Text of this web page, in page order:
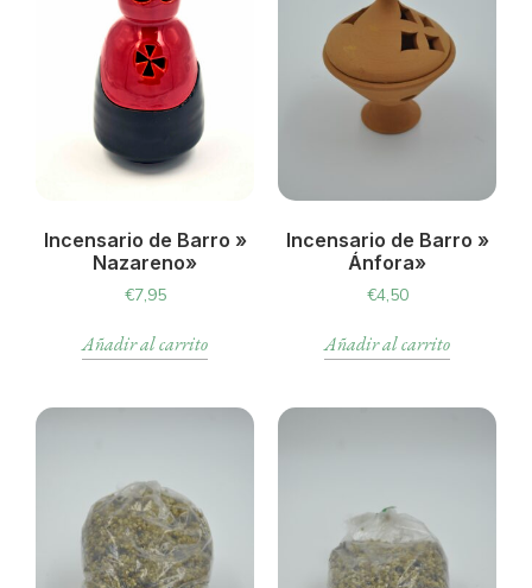
Incensario de Barro »
Nazareno»
€7,95
Añadir al carrito
Incensario de Barro »
Ánfora»
€4,50
Añadir al carrito